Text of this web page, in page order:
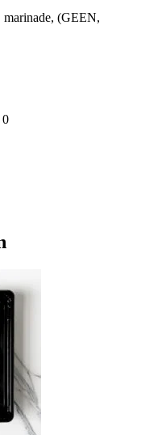
marinade, (GEEN,
0